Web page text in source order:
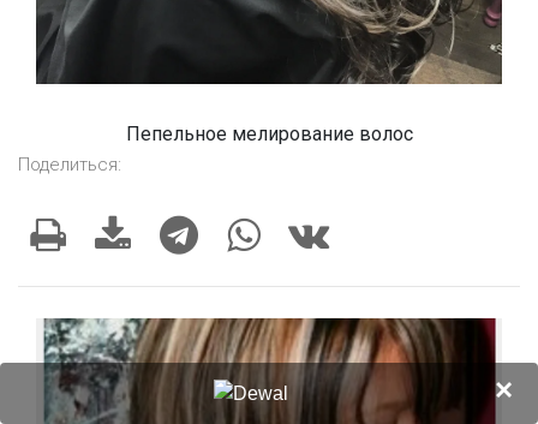
Пепельное мелирование волос
Поделиться:
×